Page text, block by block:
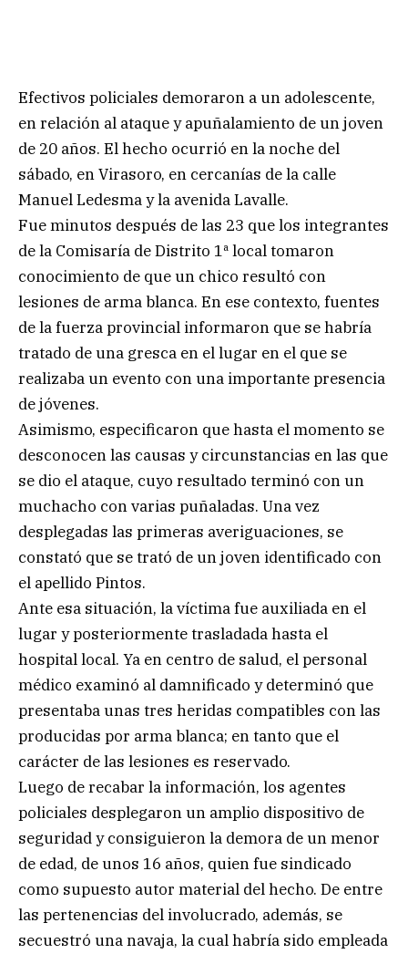
Efectivos policiales demoraron a un adolescente,
en relación al ataque y apuñalamiento de un joven
de 20 años. El hecho ocurrió en la noche del
sábado, en Virasoro, en cercanías de la calle
Manuel Ledesma y la avenida Lavalle.
Fue minutos después de las 23 que los integrantes
de la Comisaría de Distrito 1ª local tomaron
conocimiento de que un chico resultó con
lesiones de arma blanca. En ese contexto, fuentes
de la fuerza provincial informaron que se habría
tratado de una gresca en el lugar en el que se
realizaba un evento con una importante presencia
de jóvenes.
Asimismo, especificaron que hasta el momento se
desconocen las causas y circunstancias en las que
se dio el ataque, cuyo resultado terminó con un
muchacho con varias puñaladas. Una vez
desplegadas las primeras averiguaciones, se
constató que se trató de un joven identificado con
el apellido Pintos.
Ante esa situación, la víctima fue auxiliada en el
lugar y posteriormente trasladada hasta el
hospital local. Ya en centro de salud, el personal
médico examinó al damnificado y determinó que
presentaba unas tres heridas compatibles con las
producidas por arma blanca; en tanto que el
carácter de las lesiones es reservado.
Luego de recabar la información, los agentes
policiales desplegaron un amplio dispositivo de
seguridad y consiguieron la demora de un menor
de edad, de unos 16 años, quien fue sindicado
como supuesto autor material del hecho. De entre
las pertenencias del involucrado, además, se
secuestró una navaja, la cual habría sido empleada